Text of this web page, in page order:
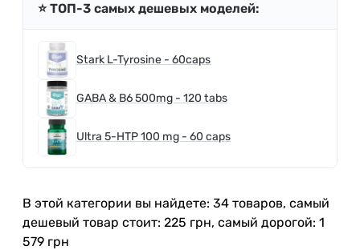
⭐️ ТОП-3 самых дешевых моделей:
Stark L-Tyrosine - 60caps
GABA & B6 500mg - 120 tabs
Ultra 5-HTP 100 mg - 60 caps
В этой категории вы найдете: 34 товаров, самый
дешевый товар стоит: 225 грн, самый дорогой: 1
579 грн